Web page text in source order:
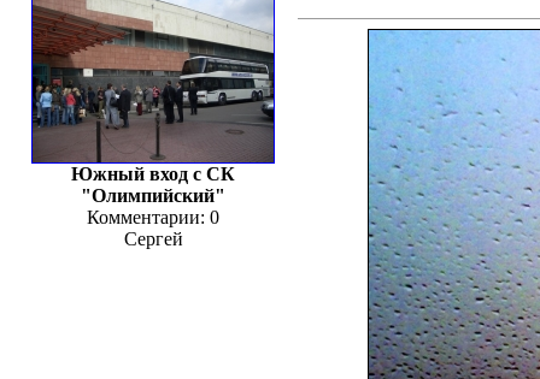
Южный вход с СК
"Олимпийский"
Комментарии: 0
Сергей